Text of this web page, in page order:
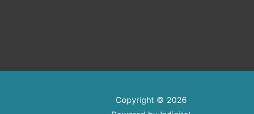
Copyright © 2026